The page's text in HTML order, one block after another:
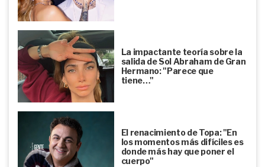
La impactante teoría sobre la
salida de Sol Abraham de Gran
Hermano: "Parece que
tiene…"
El renacimiento de Topa: "En
los momentos más difíciles es
donde más hay que poner el
cuerpo"